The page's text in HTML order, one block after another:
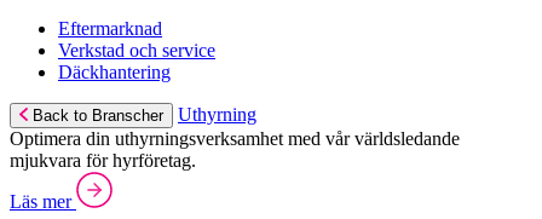
Eftermarknad
Verkstad och service
Däckhantering
Back to Branscher
Uthyrning
Optimera din uthyrningsverksamhet med vår världsledande
mjukvara för hyrföretag.
Läs mer